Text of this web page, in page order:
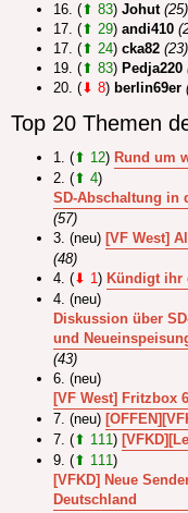
16. (⬆ 83) Johut (25)
17. (⬆ 29) andi410
17. (⬆ 24) cka82 (23)
19. (⬆ 83) Pedja220
20. (⬇ 8) berlin69er
Top 20 Themen
1. (⬆ 12) Rund um
2. (⬆ 4)
SD-Abschaltung in
(57)
3. (neu) [VF West]
(48)
4. (⬇ 1) Kündigt ihr
4. (neu)
Diskussion über
und
(43)
6. (neu)
[VF West] Fritzbox
7. (neu)
7. (⬆ 111)
9. (⬆ 111)
[VFKD] Neue
Deutschland